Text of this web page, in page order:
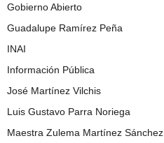
Gobierno Abierto
Guadalupe Ramírez Peña
INAI
Información Pública
José Martínez Vilchis
Luis Gustavo Parra Noriega
Maestra Zulema Martínez Sánchez